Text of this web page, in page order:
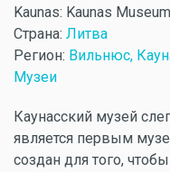
Kaunas: Kaunas
Страна: Литва
Регион: Вильнюс,
Музеи
Каунасский музей
является первым
создан для того,